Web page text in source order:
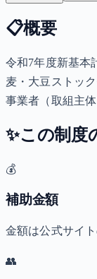
📋概要
令和7年度新基本
麦・大豆ストッ
事業者（取組主
✨この制度
💰
補助金額
金額は公式サイ
👥